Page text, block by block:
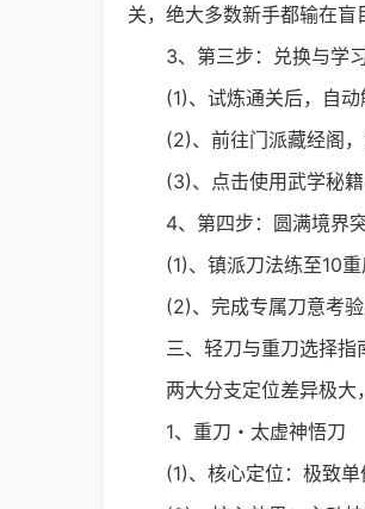
关，绝大多数新手都输在盲
3、第三步：兑换与学
(1)、试炼通关后，自动
(2)、前往门派藏经阁，
(3)、点击使用武学秘籍
4、第四步：圆满境界
(1)、镇派刀法练至10重
(2)、完成专属刀意考验
三、轻刀与重刀选择指
两大分支定位差异极大，
1、重刀・太虚神悟刀
(1)、核心定位：极致单